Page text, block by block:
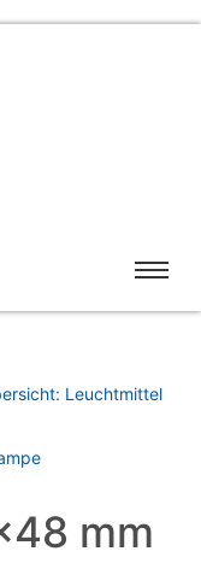
Leuchtmittel
mm